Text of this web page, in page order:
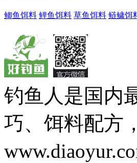
鲫鱼饵料 鲤鱼饵料 草鱼饵料 鲢鳙饵
钓鱼人是国内
巧、饵料配方